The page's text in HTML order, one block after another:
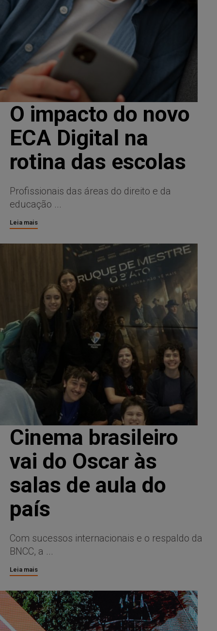
O impacto do novo
ECA Digital na
rotina das escolas
Profissionais das áreas do direito e da
educação ...
Leia mais
Cinema brasileiro
vai do Oscar às
salas de aula do
país
Com sucessos internacionais e o respaldo da
BNCC, a ...
Leia mais